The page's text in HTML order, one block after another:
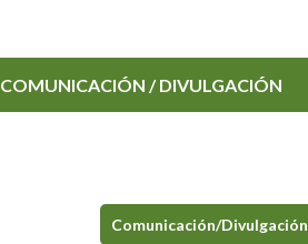
COMUNICACIÓN / DIVULGACIÓN
Comunicación/Divulgación